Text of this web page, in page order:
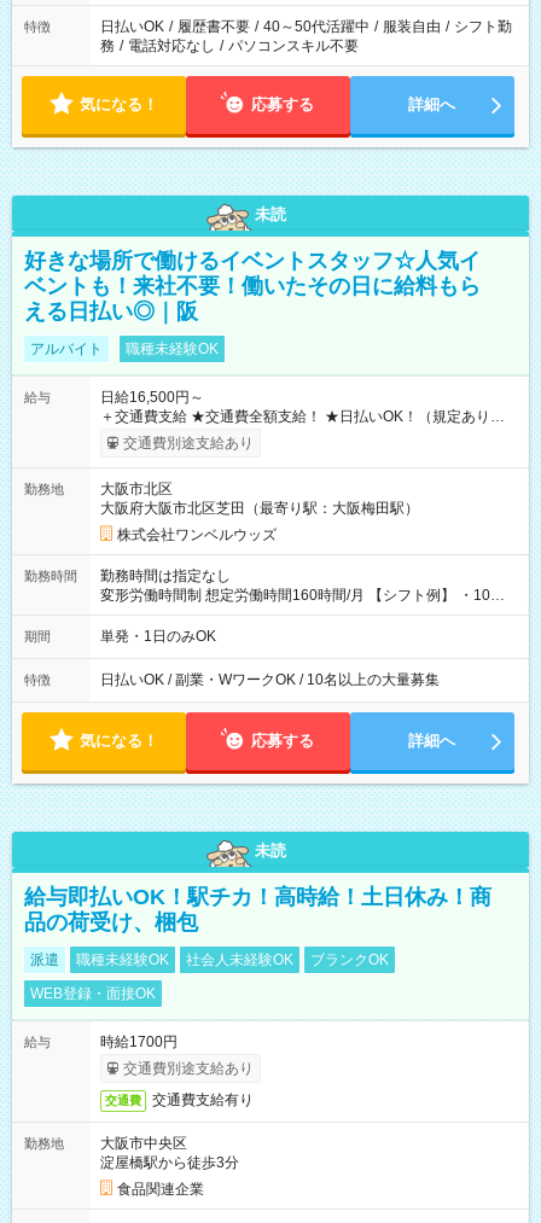
特徴 日払いOK / 履歴書不要 / 40～50代活躍中 / 服装自由 / シフト勤
務 / 電話対応なし / パソコンスキル不要
気になる！ 応募する 詳細へ
未読
好きな場所で働けるイベントスタッフ☆人気イ
ベントも！来社不要！働いたその日に給料もら
える日払い◎｜阪
アルバイト 職種未経験OK
給与
日給16,500円～
＋交通費支給 ★交通費全額支給！ ★日払いOK！（規定あり） ┗
働いたその日に現金GET♪ お仕事後はコンビニATMから 日払
交通費別途支給あり
勤務地
大阪市北区
大阪府大阪市北区芝田（最寄り駅：大阪梅田駅）
株式会社ワンベルウッズ
勤務時間
勤務時間は指定なし
変形労働時間制 想定労働時間160時間/月 【シフト例】 ・10：
00～20：00
期間 単発・1日のみOK
特徴 日払いOK / 副業・WワークOK / 10名以上の大量募集
気になる！ 応募する 詳細へ
未読
給与即払いOK！駅チカ！高時給！土日休み！商
品の荷受け、梱包
派遣 職種未経験OK 社会人未経験OK
ブランクOK
WEB登録・面接OK
給与
時給1700円
交通費別途支給あり
交通費 交通費支給有り
勤務地
大阪市中央区
淀屋橋駅から徒歩3分
食品関連企業